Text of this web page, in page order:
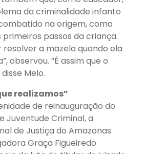
da criminalidade infanto
na origem, como
passos da criança.
resolver a mazela quando ela
observou. “É assim que o
Melo.
realizamos”
de reinauguração do
Juventude Criminal, a
de Justiça do Amazonas
Graça Figueiredo